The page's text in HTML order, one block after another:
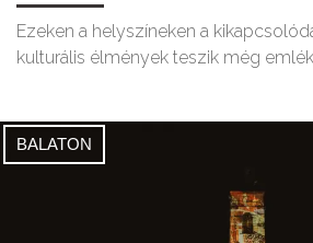
Ezeken a helyszíneken a
kulturális élmények teszik még
BALATON